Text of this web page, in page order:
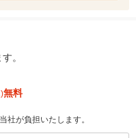
。
無料
社が負担いたします。